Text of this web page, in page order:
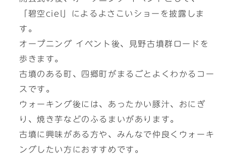
「碧空ciel」によるよさこいショーを披露しま
す。
オープニング イベント後、見野古墳群ロードを
歩きます。
古墳のある町、四郷町がまるごとよくわかるコー
スです。
ウォーキング後には、あったかい豚汁、おにぎ
り、焼き芋などのふるまいがあります。
古墳に興味がある方や、みんなで仲良くウォーキ
ングしたい方におすすめです。